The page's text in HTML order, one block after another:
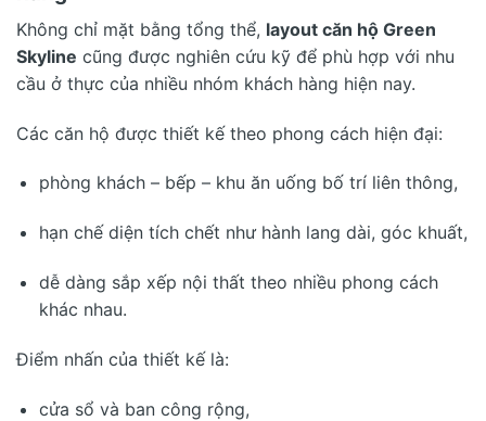
Không chỉ mặt bằng tổng thể, layout căn hộ Green
Skyline cũng được nghiên cứu kỹ để phù hợp với nhu
cầu ở thực của nhiều nhóm khách hàng hiện nay.
Các căn hộ được thiết kế theo phong cách hiện đại:
phòng khách – bếp – khu ăn uống bố trí liên thông,
hạn chế diện tích chết như hành lang dài, góc khuất,
dễ dàng sắp xếp nội thất theo nhiều phong cách
khác nhau.
Điểm nhấn của thiết kế là:
cửa sổ và ban công rộng,